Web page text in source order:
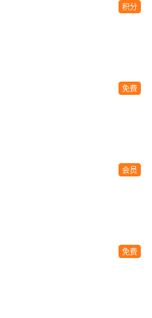
积分
免费
会员
免费